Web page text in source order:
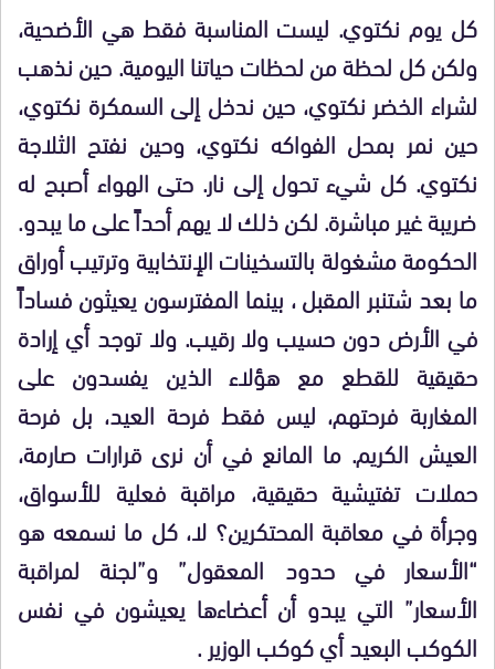
كل يوم نكتوي. ليست المناسبة فقط هي الأضحية،
ولكن كل لحظة من لحظات حياتنا اليومية. حين نذهب
لشراء الخضر نكتوي، حين ندخل إلى السمكرة نكتوي،
حين نمر بمحل الفواكه نكتوي، وحين نفتح الثلاجة
نكتوي. كل شيء تحول إلى نار. حتى الهواء أصبح له
ضريبة غير مباشرة. لكن ذلك لا يهم أحداً على ما يبدو.
الحكومة مشغولة بالتسخينات الإنتخابية وترتيب أوراق
ما بعد شتنبر المقبل ، بينما المفترسون يعيثون فساداً
في الأرض دون حسيب ولا رقيب. ولا توجد أي إرادة
حقيقية للقطع مع هؤلاء الذين يفسدون على
المغاربة فرحتهم، ليس فقط فرحة العيد، بل فرحة
العيش الكريم. ما المانع في أن نرى قرارات صارمة،
حملات تفتيشية حقيقية، مراقبة فعلية للأسواق،
وجرأة في معاقبة المحتكرين؟ لا، كل ما نسمعه هو
“الأسعار في حدود المعقول” و”لجنة لمراقبة
الأسعار” التي يبدو أن أعضاءها يعيشون في نفس
الكوكب البعيد أي كوكب الوزير .